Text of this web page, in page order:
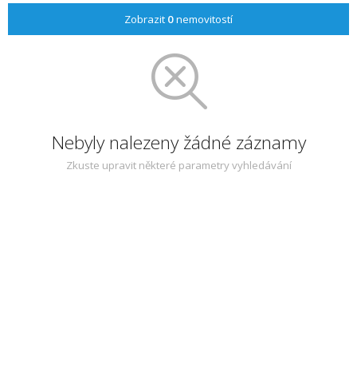
Zobrazit 0nemovitostí
Nebyly nalezeny žádné záznamy
Zkuste upravit některé parametry vyhledávání